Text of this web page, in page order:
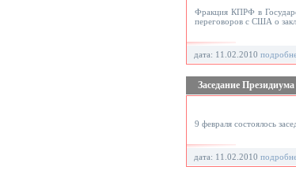
Фракция КПРФ в
переговоров с США о
дата: 11.02.2010
Заседание
9 февраля состоялось
дата: 11.02.2010